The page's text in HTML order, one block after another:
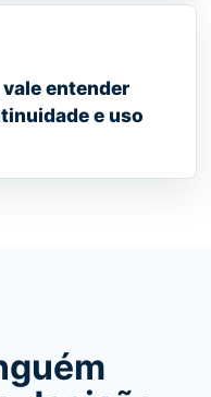
entender
e uso